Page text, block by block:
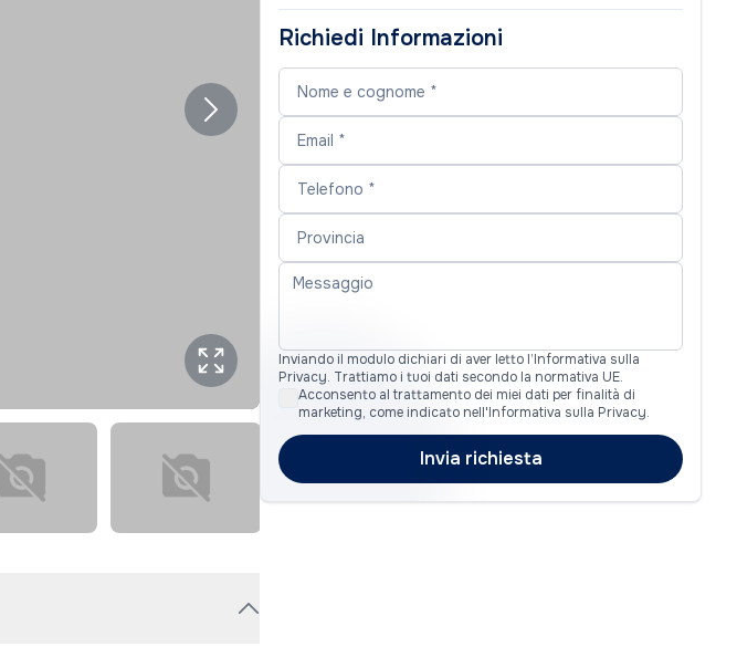
Richiedi Informazioni
Inviando il modulo dichiari di aver letto l’Informativa sulla
Privacy. Trattiamo i tuoi dati secondo la normativa UE.
Acconsento al trattamento dei miei dati per finalità di
marketing, come indicato nell'Informativa sulla Privacy.
Invia richiesta